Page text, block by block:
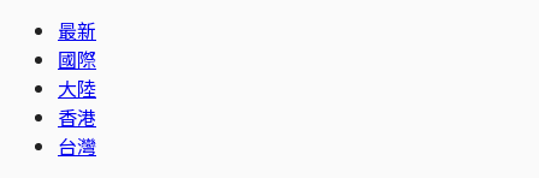
最新
國際
大陸
香港
台灣